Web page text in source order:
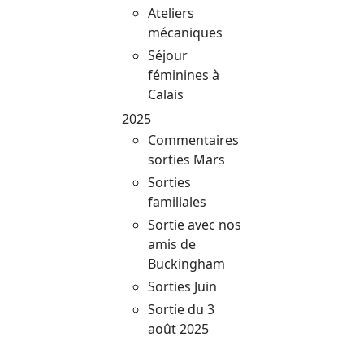
Ateliers
mécaniques
Séjour
féminines à
Calais
2025
Commentaires
sorties Mars
Sorties
familiales
Sortie avec nos
amis de
Buckingham
Sorties Juin
Sortie du 3
août 2025